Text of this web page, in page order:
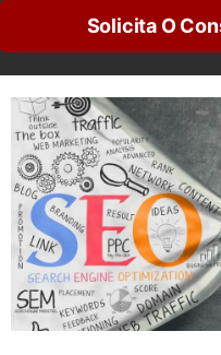
Solicita O